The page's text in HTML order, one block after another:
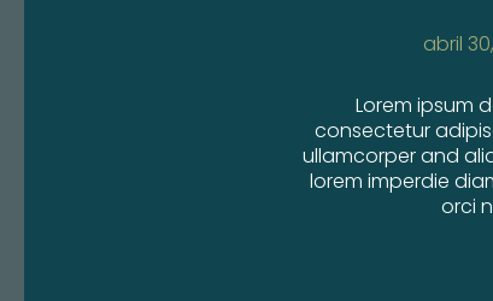
abril
Lorem ipsum
consectetur
ullamcorper and
lorem imperdie
orci